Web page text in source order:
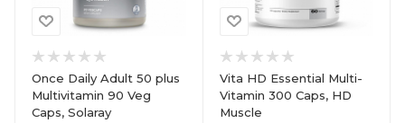
Once Daily Adult 50 plus
Multivitamin 90 Veg
Caps, Solaray
Vita HD Essential Multi-
Vitamin 300 Caps, HD
Muscle